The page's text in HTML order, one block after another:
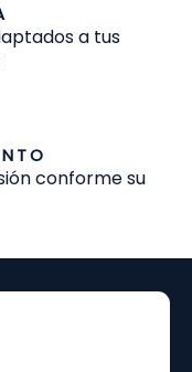
a tus
conforme su